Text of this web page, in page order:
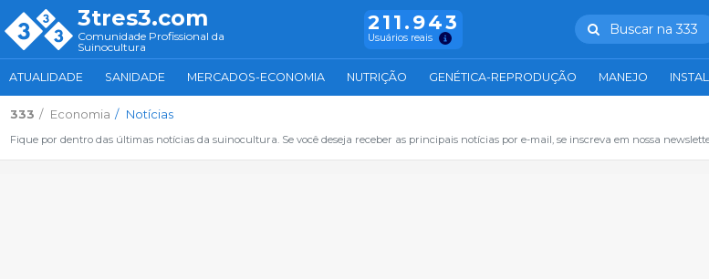
3tres3.com
Comunidade Profissional da
Suinocultura
211.943
Usuários reais
Buscar na 333
ATUALIDADE SANIDADE MERCADOS-ECONOMIA NUTRIÇÃO GENÉTICA-REPRODUÇÃO MANEJO
333 Economia Notícias
Fique por dentro das últimas notícias da suinocultura. Se você deseja receber as principais notícias por e-mail, se inscreva em nossa